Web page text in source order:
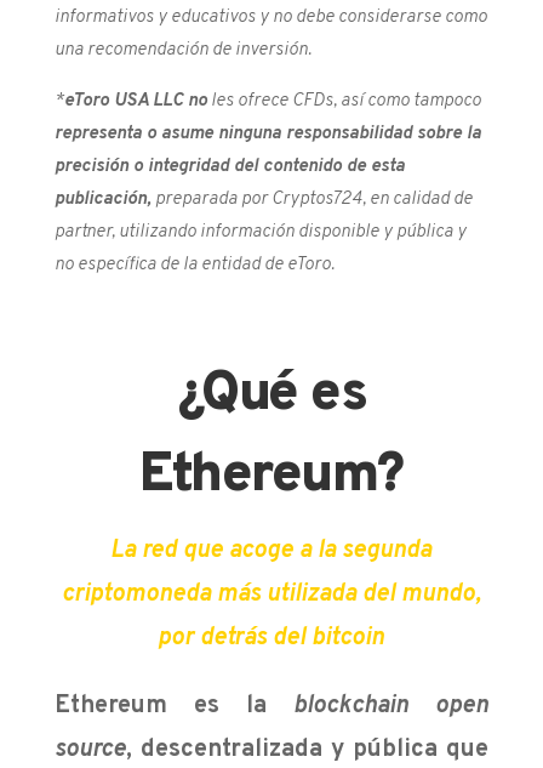
informativos y educativos y no debe considerarse como
una recomendación de inversión.
*eToro USA LLC noles ofrece CFDs, así como tampoco
representa o asume ninguna responsabilidad sobre la
precisión o integridad del contenido de esta
publicación, preparada por Cryptos724, en calidad de
partner, utilizando información disponible y pública y
no específica de la entidad de eToro.
¿Qué es
Ethereum?
La red que acoge a la segunda
criptomoneda más utilizada del mundo,
por detrás del bitcoin
Ethereum es la blockchain open
source, descentralizada y pública que